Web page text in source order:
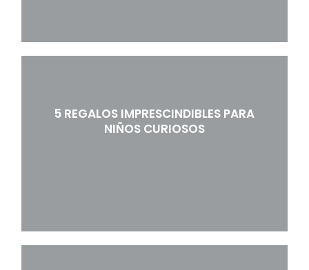
5 REGALOS IMPRESCINDIBLES PARA
NIÑOS CURIOSOS